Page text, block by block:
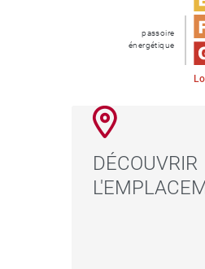
passoire
énergétique
DÉCOUVRIR